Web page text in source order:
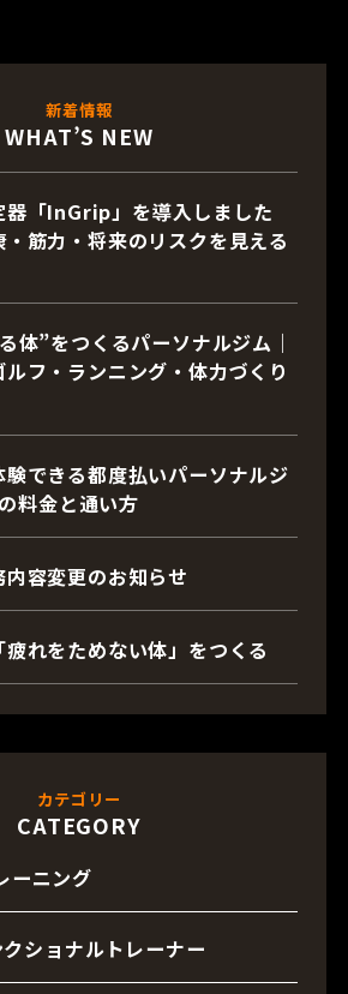
新着情報
WHAT’S NEW
器「InGrip」を導入しました
・筋力・将来のリスクを見える
体”をつくるパーソナルジム｜
フ・ランニング・体力づくり
できる都度払いパーソナルジ
料金と通い方
容変更のお知らせ
れをためない体」をつくる
カテゴリー
CATEGORY
ーニング
ショナルトレーナー